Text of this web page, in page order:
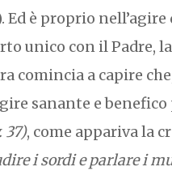
Ed è proprio
unico con il Padre,
comincia a capire
sanante e
37), come appariva la
i sordi e parlare i